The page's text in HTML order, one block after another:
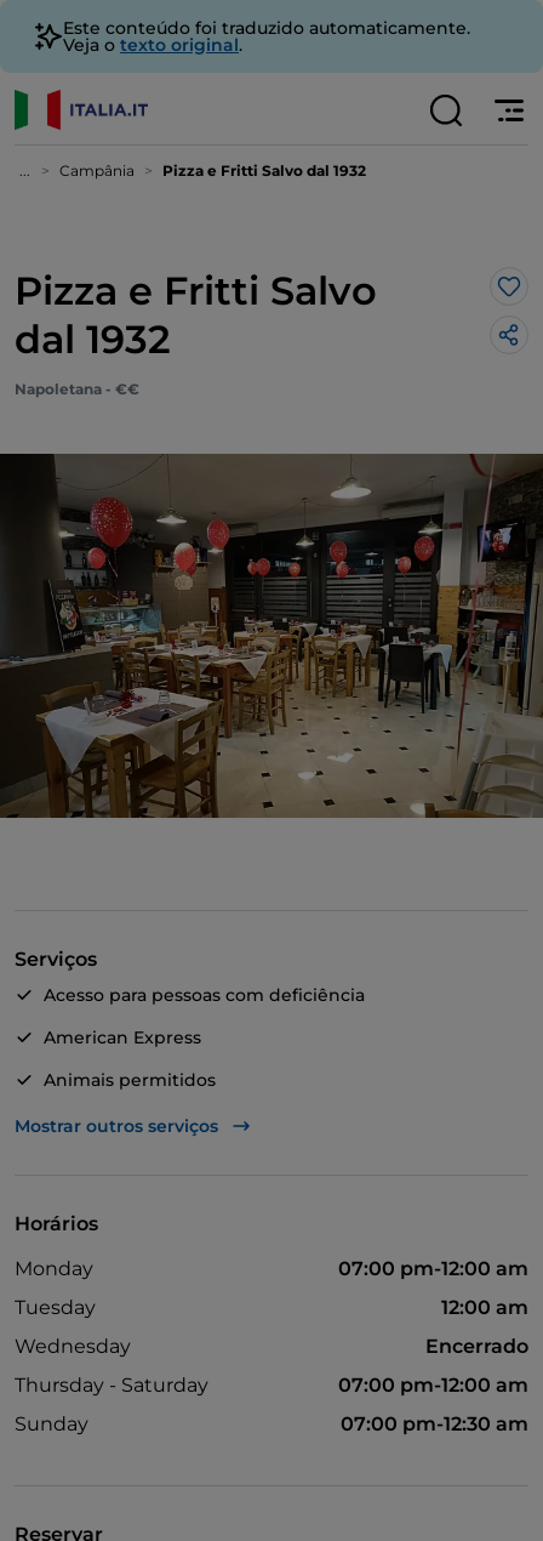
Este conteúdo foi traduzido automaticamente.
Veja o texto original.
... Campânia Pizza e Fritti Salvo dal 1932
Pizza e Fritti Salvo
dal 1932
Napoletana - €€
Serviços
Acesso para pessoas com deficiência
American Express
Animais permitidos
Takeaway
Mostrar outros serviços
Horários
Monday
07:00 pm-12:00 am
Tuesday
12:00 am
Wednesday
Encerrado
Thursday - Saturday
07:00 pm-12:00 am
Sunday
07:00 pm-12:30 am
Reservar